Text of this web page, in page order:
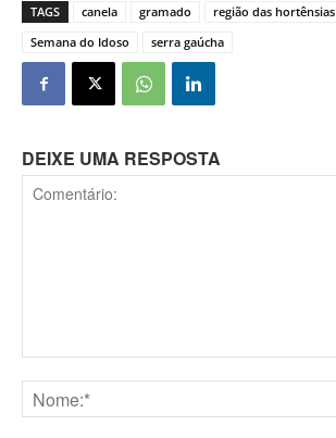
TAGS canela gramado
região das hortênsias
Semana do Idoso
serra gaúcha
DEIXE UMA RESPOSTA